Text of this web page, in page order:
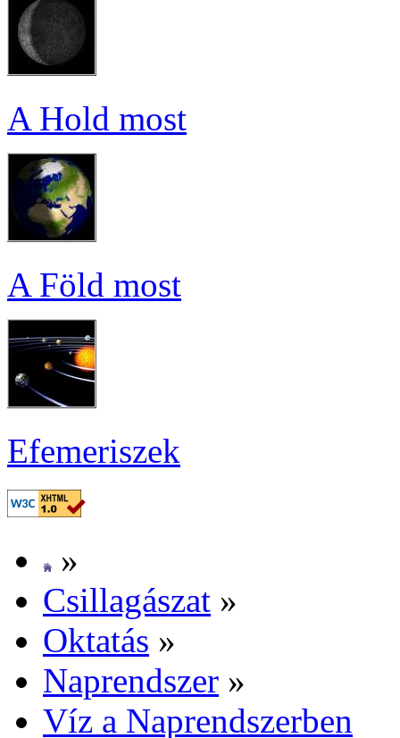
A Hold most
A Föld most
Efe­me­ri­szek
»
Csil­la­gá­szat »
Ok­ta­tás »
Nap­rend­szer »
Víz a Nap­rend­szer­ben